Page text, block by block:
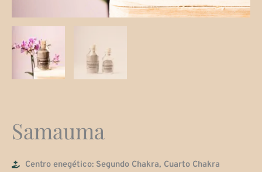
Samauma
Centro enegético: Segundo Chakra, Cuarto Chakra